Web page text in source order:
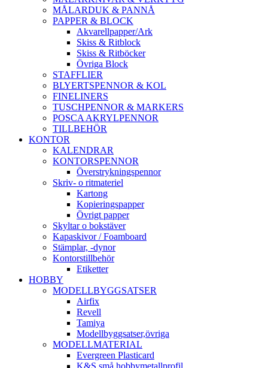
MÅLARDUK & PANNÅ
PAPPER & BLOCK
Akvarellpapper/Ark
Skiss & Ritblock
Skiss & Ritböcker
Övriga Block
STAFFLIER
BLYERTSPENNOR & KOL
FINELINERS
TUSCHPENNOR & MARKERS
POSCA AKRYLPENNOR
TILLBEHÖR
KONTOR
KALENDRAR
KONTORSPENNOR
Överstrykningspennor
Skriv- o ritmateriel
Kartong
Kopieringspapper
Övrigt papper
Skyltar o bokstäver
Kapaskivor / Foamboard
Stämplar, -dynor
Kontorstillbehör
Etiketter
HOBBY
MODELLBYGGSATSER
Airfix
Revell
Tamiya
Modellbyggsatser,övriga
MODELLMATERIAL
Evergreen Plasticard
K&S små hobbymetallprofil